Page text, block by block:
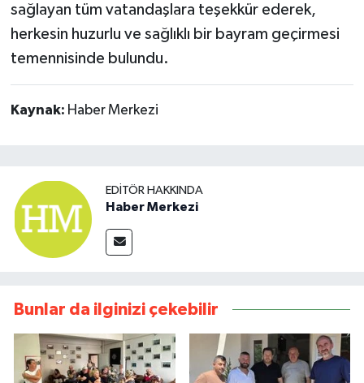
sağlayan tüm vatandaşlara teşekkür ederek,
herkesin huzurlu ve sağlıklı bir bayram geçirmesi
temennisinde bulundu.
Kaynak: Haber Merkezi
EDITÖR HAKKINDA
Haber Merkezi
Bunlar da ilginizi çekebilir